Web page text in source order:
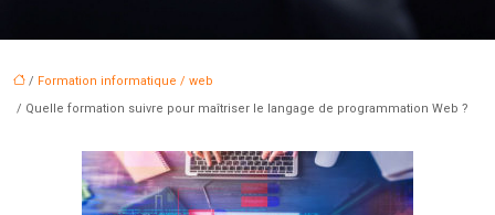
/ Formation informatique / web
/ Quelle formation suivre pour maîtriser le langage de programmation Web ?